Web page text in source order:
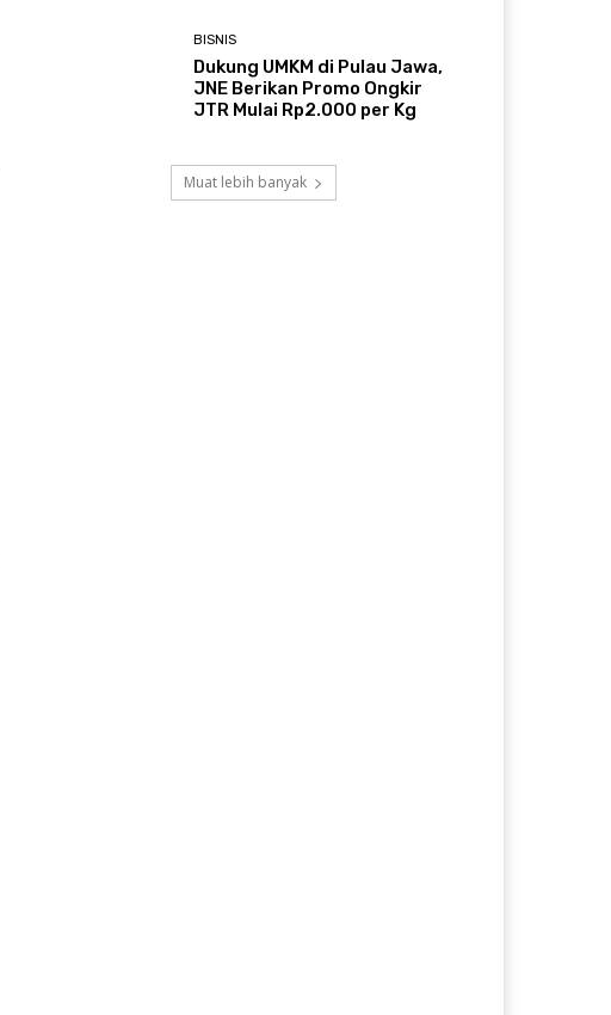
BISNIS
Dukung UMKM di Pulau Jawa,
JNE Berikan Promo Ongkir
JTR Mulai Rp2.000 per Kg
Muat lebih banyak